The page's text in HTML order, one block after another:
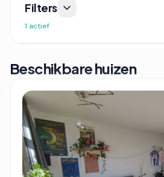
Filters
1 actief
Beschikbare huizen